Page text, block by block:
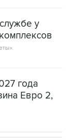
у
года
Евро 2,